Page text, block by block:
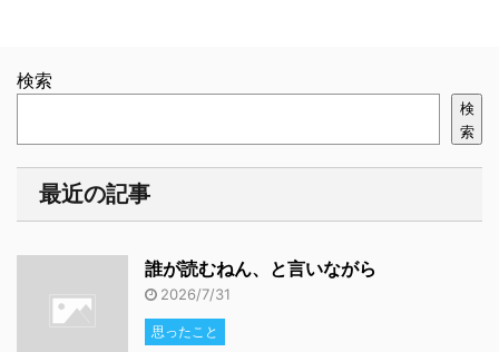
検索
検
索
最近の記事
誰が読むねん、と言いながら
2026/7/31
思ったこと